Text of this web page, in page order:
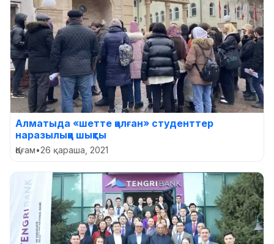
Алматыда «шетте қалған» студенттер
наразылыққа шықты
Қоғам•26 қараша, 2021